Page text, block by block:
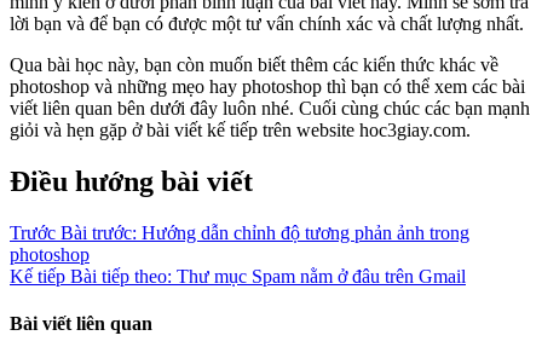
lời bạn và để bạn có được một tư vấn chính xác và chất lượng nhất.
Qua bài học này, bạn còn muốn biết thêm các kiến thức khác về
photoshop và những mẹo hay photoshop thì bạn có thể xem các bài
viết liên quan bên dưới đây luôn nhé. Cuối cùng chúc các bạn mạnh
giỏi và hẹn gặp ở bài viết kế tiếp trên website hoc3giay.com.
Điều hướng bài viết
Trước Bài trước: Hướng dẫn chỉnh độ tương phản ảnh trong
photoshop
Kế tiếp Bài tiếp theo: Thư mục Spam nằm ở đâu trên Gmail
Bài viết liên quan